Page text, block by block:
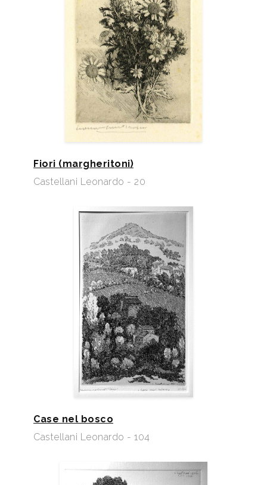
Fiori (margheritoni)
Castellani Leonardo - 20
Case nel bosco
Castellani Leonardo - 104